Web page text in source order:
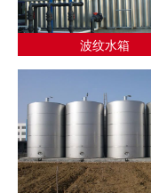
波纹水箱